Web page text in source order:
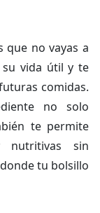
que no vayas a
su vida útil y te
comidas.
no solo
te permite
nutritivas sin
tu bolsillo